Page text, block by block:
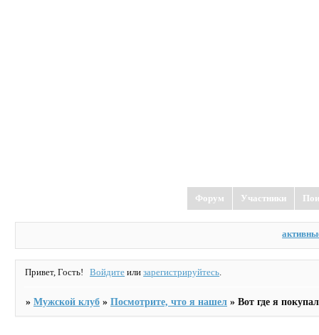
Форум Участники
Привет, Гость! Войдите илизарегистрируйтесь.
»Мужской клуб »Посмотрите, что я нашел »Вот где я